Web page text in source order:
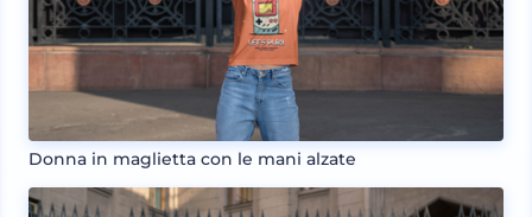
Donna in maglietta con le mani alzate